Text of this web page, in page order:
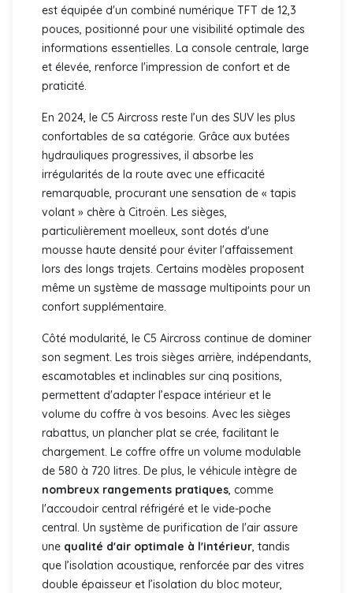
est équipée d'un combiné numérique TFT de 12,3
pouces, positionné pour une visibilité optimale des
informations essentielles. La console centrale, large
et élevée, renforce l'impression de confort et de
praticité.
En 2024, le C5 Aircross reste l’un des SUV les plus
confortables de sa catégorie. Grâce aux butées
hydrauliques progressives, il absorbe les
irrégularités de la route avec une efficacité
remarquable, procurant une sensation de « tapis
volant » chère à Citroën. Les sièges,
particulièrement moelleux, sont dotés d'une
mousse haute densité pour éviter l'affaissement
lors des longs trajets. Certains modèles proposent
même un système de massage multipoints pour un
confort supplémentaire.
Côté modularité, le C5 Aircross continue de dominer
son segment. Les trois sièges arrière, indépendants,
escamotables et inclinables sur cinq positions,
permettent d'adapter l’espace intérieur et le
volume du coffre à vos besoins. Avec les sièges
rabattus, un plancher plat se crée, facilitant le
chargement. Le coffre offre un volume modulable
de 580 à 720 litres. De plus, le véhicule intègre de
nombreux rangements pratiques, comme
l'accoudoir central réfrigéré et le vide-poche
central. Un système de purification de l'air assure
une qualité d'air optimale à l'intérieur, tandis
que l’isolation acoustique, renforcée par des vitres
double épaisseur et l’isolation du bloc moteur,